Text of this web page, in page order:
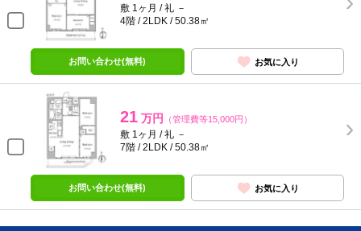
敷 1ヶ月 / 礼 －
4階 / 2LDK / 50.38㎡
お問い合わせ(無料) お気に入り
21 万円 （管理費等15,000円）
敷 1ヶ月 / 礼 －
7階 / 2LDK / 50.38㎡
お問い合わせ(無料) お気に入り